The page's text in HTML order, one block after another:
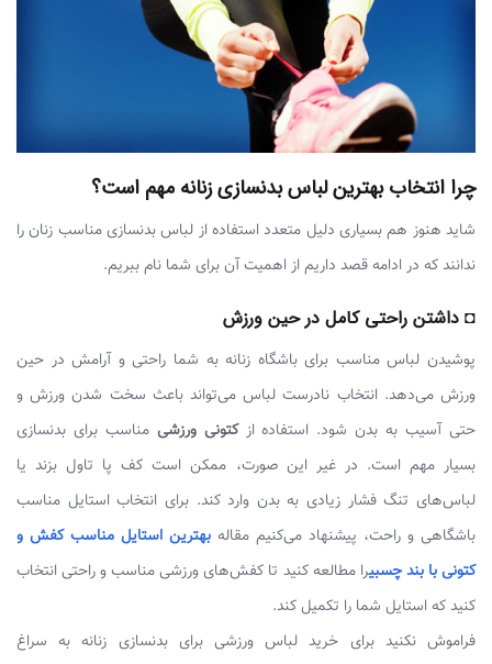
چرا انتخاب بهترین لباس بدنسازی زنانه مهم است؟
شاید هنوز هم بسیاری دلیل متعدد استفاده از لباس بدنسازی مناسب زنان را
ندانند که در ادامه قصد داریم از اهمیت آن برای شما نام ببریم.
◘ داشتن راحتی کامل در حین ورزش
پوشیدن لباس مناسب برای باشگاه زنانه به شما راحتی و آرامش در حین
ورزش می‌دهد. انتخاب نادرست لباس می‌تواند باعث سخت شدن ورزش و
حتی آسیب به بدن شود. استفاده ازکتونی ورزشی مناسب برای بدنسازی
بسیار مهم است. در غیر این صورت، ممکن است کف پا تاول بزند یا
لباس‌های تنگ فشار زیادی به بدن وارد کند. برای انتخاب استایل مناسب
باشگاهی و راحت، پیشنهاد می‌کنیم مقاله بهترین استایل مناسب کفش و
کتونی با بند چسبیرا مطالعه کنید تا کفش‌های ورزشی مناسب و راحتی انتخاب
کنید که استایل شما را تکمیل کند.
فراموش نکنید برای خرید لباس ورزشی برای بدنسازی زنانه به سراغ